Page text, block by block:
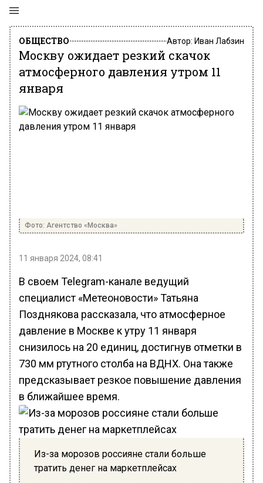
ОБЩЕСТВО Автор: Иван Лабзин
Москву ожидает резкий скачок
атмосферного давления утром 11
января
Фото: Агентство «Москва»
11 января 2024, 08:41
В своем Telegram-канале ведущий
специалист «Метеоновости» Татьяна
Позднякова рассказала, что атмосферное
давление в Москве к утру 11 января
снизилось на 20 единиц, достигнув отметки в
730 мм ртутного столба на ВДНХ. Она также
предсказывает резкое повышение давления
в ближайшее время.
Из-за морозов россияне стали больше
тратить денег на маркетплейсах